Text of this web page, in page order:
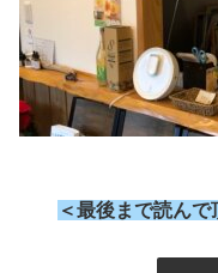
＜最後まで読ん